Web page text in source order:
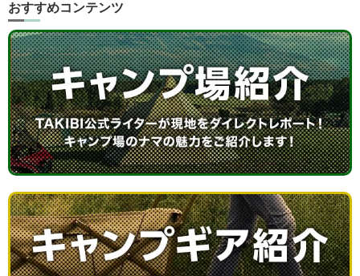
おすすめコンテンツ